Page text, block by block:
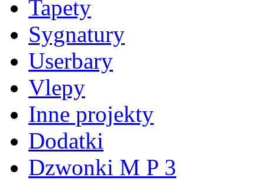
Tapety
Sygnatury
Userbary
Vlepy
Inne projekty
Dodatki
Dzwonki M P 3